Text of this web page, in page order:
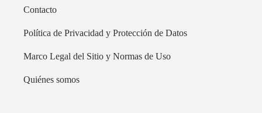
Contacto
Política de Privacidad y Protección de Datos
Marco Legal del Sitio y Normas de Uso
Quiénes somos